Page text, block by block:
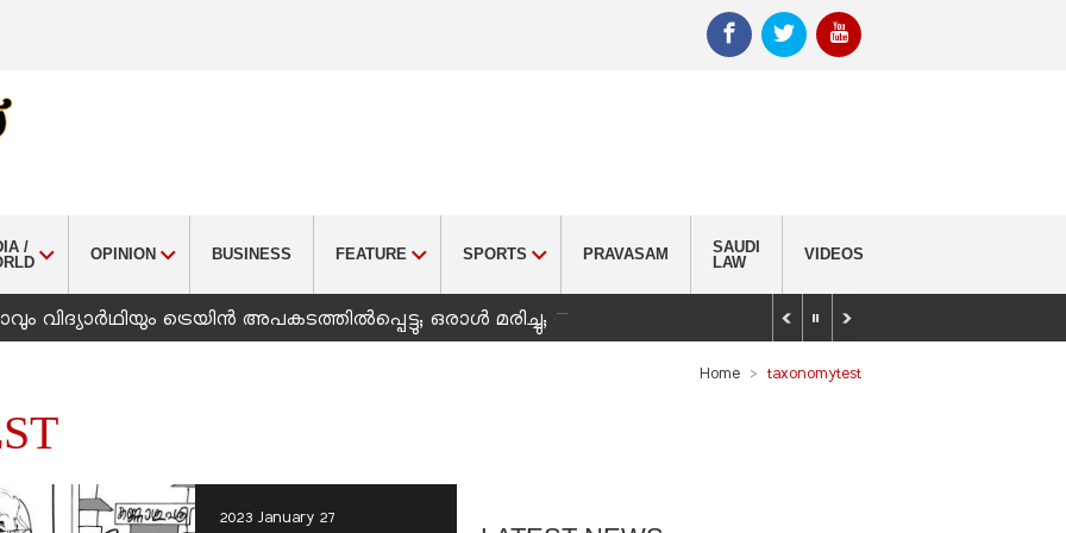
/
OPINION BUSINESS FEATURE SPORTS PRAVASAM
SAUDI
LAW
VIDEOS
വിദ്യാർഥിയും ട്രെയിൻ അപകടത്തിൽപ്പെട്ടു; ഒരാൾ മരിച്ചു; വിദ്യാർഥിയെ കണ്ടെത്താൻ തിരച്ചിൽ
Home taxonomytest
2023 January 27